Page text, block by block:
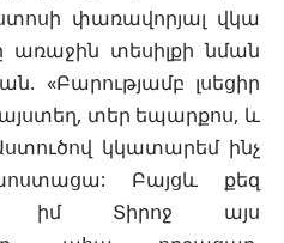
փառավորյալ վկա
առաջին տեսիլքի նման
«Բարությամբ լսեցիր
տեր եպարքոս, և
կկատարեմ ինչ
Բայցև քեզ
իմ Տիրոջ այս